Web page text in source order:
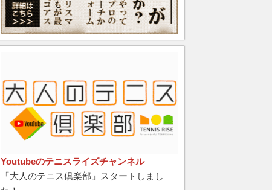
Youtubeのテニスライズチャンネル
「大人のテニス倶楽部」スタートしまし